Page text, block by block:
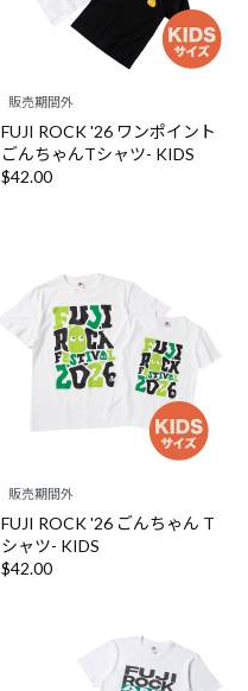
販売期間外
FUJI ROCK '26 ワンポイント
ごんちゃんTシャツ- KIDS
$‌42.00
販売期間外
FUJI ROCK '26 ごんちゃん T
シャツ- KIDS
$‌42.00